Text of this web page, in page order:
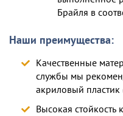
Брайля в
Наши преимущества:
Качественные
службы мы
акриловый пластик
Высокая стойкость